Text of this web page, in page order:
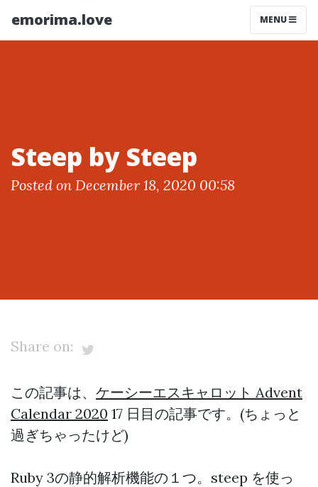
emorima.love MENU
Steep by Steep
Posted on December 18, 2020 00:58
Share on:
この記事は、 ケーシーエスキャロット Advent
Calendar 2020 17 日目の記事です。(ちょっと
過ぎちゃったけど)
Ruby 3の静的解析機能の１つ。steep を使っ